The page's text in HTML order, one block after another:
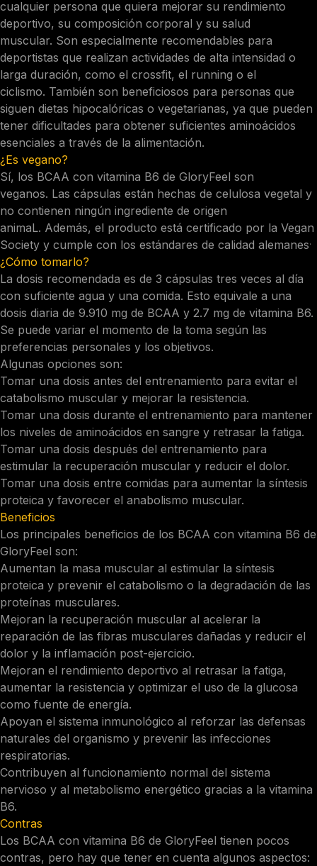
cualquier persona que quiera mejorar su rendimiento
deportivo, su composición corporal y su salud
muscular. Son especialmente recomendables para
deportistas que realizan actividades de alta intensidad o
larga duración, como el crossfit, el running o el
ciclismo. También son beneficiosos para personas que
siguen dietas hipocalóricas o vegetarianas, ya que pueden
tener dificultades para obtener suficientes aminoácidos
esenciales a través de la alimentación.
¿Es vegano?
Sí, los BCAA con vitamina B6 de GloryFeel son
veganos. Las cápsulas están hechas de celulosa vegetal y
no contienen ningún ingrediente de origen
animaL. Además, el producto está certificado por la Vegan
Society y cumple con los estándares de calidad alemanes.
¿Cómo tomarlo?
La dosis recomendada es de 3 cápsulas tres veces al día
con suficiente agua y una comida. Esto equivale a una
dosis diaria de 9.910 mg de BCAA y 2.7 mg de vitamina B6.
Se puede variar el momento de la toma según las
preferencias personales y los objetivos.
Algunas opciones son:
Tomar una dosis antes del entrenamiento para evitar el
catabolismo muscular y mejorar la resistencia.
Tomar una dosis durante el entrenamiento para mantener
los niveles de aminoácidos en sangre y retrasar la fatiga.
Tomar una dosis después del entrenamiento para
estimular la recuperación muscular y reducir el dolor.
Tomar una dosis entre comidas para aumentar la síntesis
proteica y favorecer el anabolismo muscular.
Beneficios
Los principales beneficios de los BCAA con vitamina B6 de
GloryFeel son:
Aumentan la masa muscular al estimular la síntesis
proteica y prevenir el catabolismo o la degradación de las
proteínas musculares.
Mejoran la recuperación muscular al acelerar la
reparación de las fibras musculares dañadas y reducir el
dolor y la inflamación post-ejercicio.
Mejoran el rendimiento deportivo al retrasar la fatiga,
aumentar la resistencia y optimizar el uso de la glucosa
como fuente de energía.
Apoyan el sistema inmunológico al reforzar las defensas
naturales del organismo y prevenir las infecciones
respiratorias.
Contribuyen al funcionamiento normal del sistema
nervioso y al metabolismo energético gracias a la vitamina
B6.
Contras
Los BCAA con vitamina B6 de GloryFeel tienen pocos
contras, pero hay que tener en cuenta algunos aspectos: